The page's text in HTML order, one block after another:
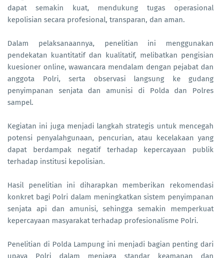
dapat semakin kuat, mendukung tugas operasional
kepolisian secara profesional, transparan, dan aman.
Dalam pelaksanaannya, penelitian ini menggunakan
pendekatan kuantitatif dan kualitatif, melibatkan pengisian
kuesioner online, wawancara mendalam dengan pejabat dan
anggota Polri, serta observasi langsung ke gudang
penyimpanan senjata dan amunisi di Polda dan Polres
sampel.
Kegiatan ini juga menjadi langkah strategis untuk mencegah
potensi penyalahgunaan, pencurian, atau kecelakaan yang
dapat berdampak negatif terhadap kepercayaan publik
terhadap institusi kepolisian.
Hasil penelitian ini diharapkan memberikan rekomendasi
konkret bagi Polri dalam meningkatkan sistem penyimpanan
senjata api dan amunisi, sehingga semakin memperkuat
kepercayaan masyarakat terhadap profesionalisme Polri.
Penelitian di Polda Lampung ini menjadi bagian penting dari
upaya Polri dalam menjaga standar keamanan dan